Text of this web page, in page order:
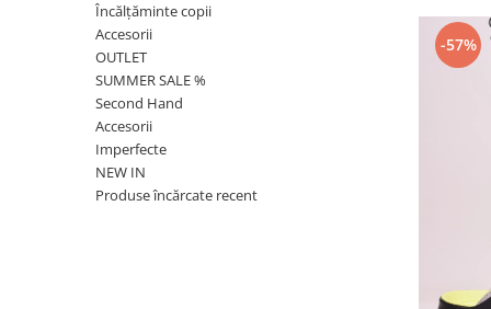
Încălțăminte copii
Accesorii
OUTLET
SUMMER SALE %
Second Hand
Accesorii
Imperfecte
NEW IN
Produse încărcate recent
-57%